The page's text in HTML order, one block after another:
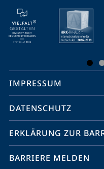
Mobile-
Service-
Navigation
Social
Media
Kontakte
IMPRESSUM
DATENSCHUTZ
ERKLÄRUNG ZUR
BARRIERE MELDEN